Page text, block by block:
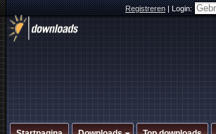
Registreren|Login: